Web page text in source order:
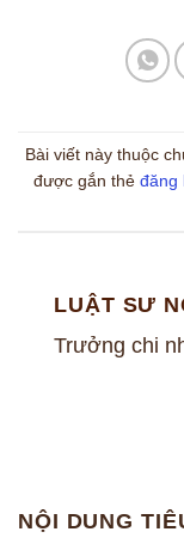
Bài viết này thuộc
được gắn thẻ đăng
LUẬT SƯ
Trưởng chi
NỘI DUNG